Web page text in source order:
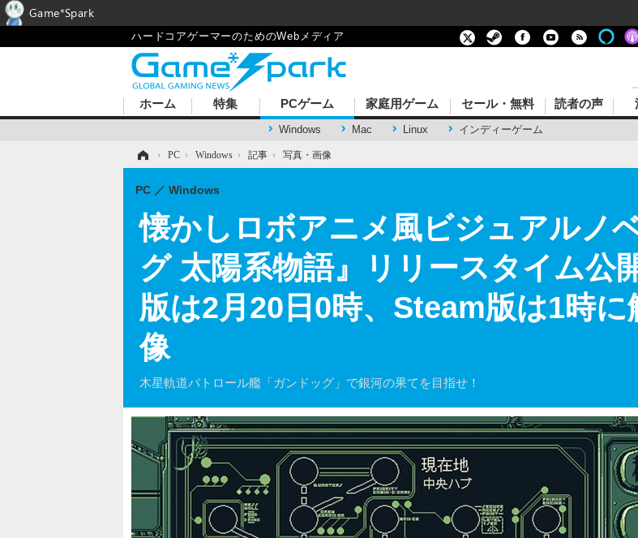
ハードコアゲーマーのためのWebメディア
ホーム 特集 PCゲーム
Windows Mac Linux インディーゲーム
家庭用ゲーム セール・無料 読者の声
› PC › Windows › 記事 › 写真・画像
懐かしロボアニメ風ビジュアルノ
グ 太陽系物語』リリースタイム公
版は2月20日0時、Steam版は1時
像
木星軌道パトロール艦「ガンドッグ」で銀河の果てを目指せ！
PC Windows
Game*Spark